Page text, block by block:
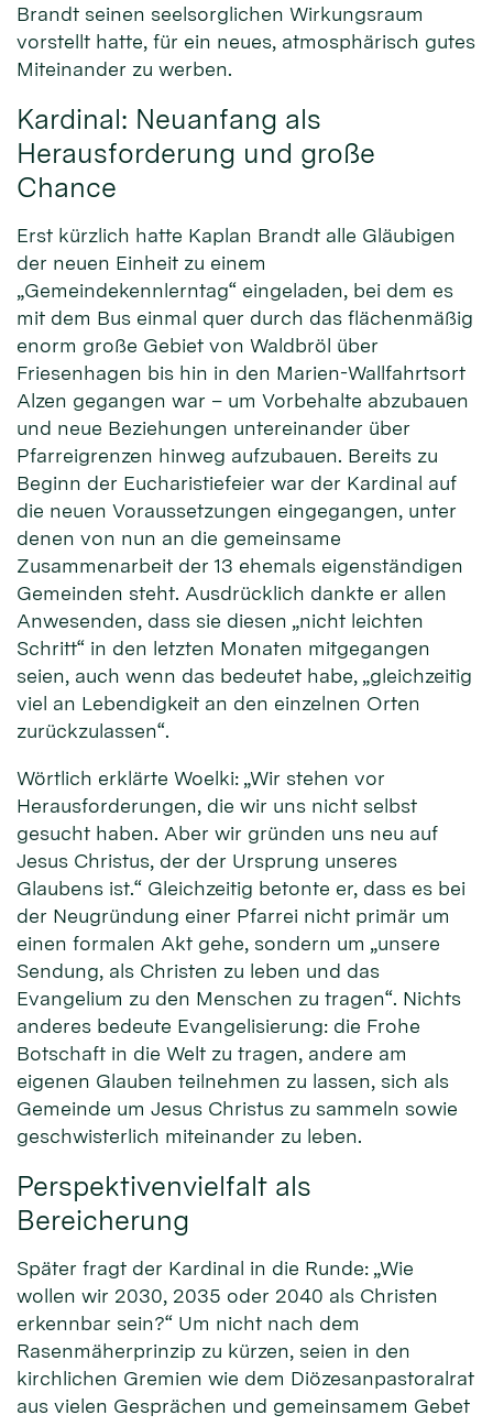
Brandt seinen seelsorglichen Wirkungsraum
vorstellt hatte, für ein neues, atmosphärisch gutes
Miteinander zu werben.
Kardinal: Neuanfang als
Herausforderung und große
Chance
Erst kürzlich hatte Kaplan Brandt alle Gläubigen
der neuen Einheit zu einem
„Gemeindekennlerntag“ eingeladen, bei dem es
mit dem Bus einmal quer durch das flächenmäßig
enorm große Gebiet von Waldbröl über
Friesenhagen bis hin in den Marien-Wallfahrtsort
Alzen gegangen war – um Vorbehalte abzubauen
und neue Beziehungen untereinander über
Pfarreigrenzen hinweg aufzubauen. Bereits zu
Beginn der Eucharistiefeier war der Kardinal auf
die neuen Voraussetzungen eingegangen, unter
denen von nun an die gemeinsame
Zusammenarbeit der 13 ehemals eigenständigen
Gemeinden steht. Ausdrücklich dankte er allen
Anwesenden, dass sie diesen „nicht leichten
Schritt“ in den letzten Monaten mitgegangen
seien, auch wenn das bedeutet habe, „gleichzeitig
viel an Lebendigkeit an den einzelnen Orten
zurückzulassen“.
Wörtlich erklärte Woelki: „Wir stehen vor
Herausforderungen, die wir uns nicht selbst
gesucht haben. Aber wir gründen uns neu auf
Jesus Christus, der der Ursprung unseres
Glaubens ist.“ Gleichzeitig betonte er, dass es bei
der Neugründung einer Pfarrei nicht primär um
einen formalen Akt gehe, sondern um „unsere
Sendung, als Christen zu leben und das
Evangelium zu den Menschen zu tragen“. Nichts
anderes bedeute Evangelisierung: die Frohe
Botschaft in die Welt zu tragen, andere am
eigenen Glauben teilnehmen zu lassen, sich als
Gemeinde um Jesus Christus zu sammeln sowie
geschwisterlich miteinander zu leben.
Perspektivenvielfalt als
Bereicherung
Später fragt der Kardinal in die Runde: „Wie
wollen wir 2030, 2035 oder 2040 als Christen
erkennbar sein?“ Um nicht nach dem
Rasenmäherprinzip zu kürzen, seien in den
kirchlichen Gremien wie dem Diözesanpastoralrat
aus vielen Gesprächen und gemeinsamem Gebet